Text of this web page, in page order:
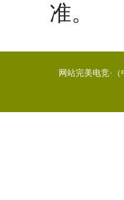
准。
网站完美电竞·